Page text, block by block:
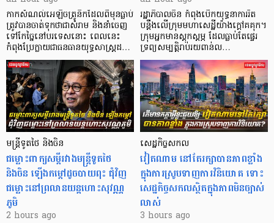
កាក​សំណល់​អេឡិច​ត្រូនិកដែល​ពីមុនធ្លាប់​
ត្រូវបានចាត់ទុកថាជាសំរាម និងនាំចេញ
ទៅកែច្នៃនៅបរទេស​នោះ ពេលនេះ
កំពុងប្រែក្លាយជាធនធានយុទ្ធសាស្ត្រដ…
រដ្ឋាភិបាលចិន កំពុងបើកយុទ្ធនាការរឹត
បន្តឹងលើក្រុមមហាសេដ្ឋី​យ៉ាង​ក្ដៅគគុក។
​ក្រុមអ្នកមានស្ដុកស្ដម្ភ ដែល​ធ្លាប់​តែផ្ទេរ
ទ្រព្យសម្បត្តិរាប់រយពាន់ល…
មន្ត្រីទូតថៃ និងចិន
ជម្លោះពាក្យសម្តីរវាងមន្ត្រីទូតថៃ
និងចិន ឡើងកម្ដៅដូចបាយពុះ ជុំវិញ
ជម្លោះនៅព្រលានយន្តហោះសុវណ្ណ
ភូមិ
2 hours ago
សេដ្ឋកិច្ចសកល
វៀតណាម នៅតែរក្សាបានភាពខ្លាំង
ក្នុងការស្រូបទាញការវិនិយោគ​ ទោះ
សេដ្ឋកិច្ចសកលស្ថិតក្នុងភាពមិនច្បាស់
លាស់
3 hours ago